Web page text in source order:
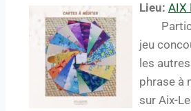
Lieu: AIX
jeu
les
phrase à
sur Aix-